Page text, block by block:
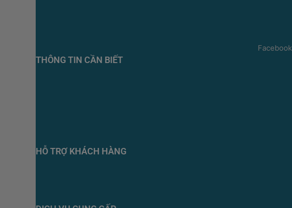
Facebook
THÔNG TIN CẦN BIẾT
HỖ TRỢ KHÁCH HÀNG